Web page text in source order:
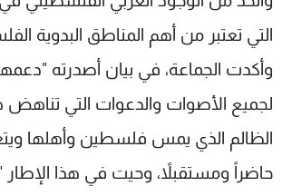
التي تعتبر من أهم المناطق البدوية
وأكدت الجماعة، في بيان أصدرته
لجميع الأصوات والدعوات التي تناهض
الظالم الذي يمس فلسطين وأهلها
حاضراً ومستقبلاً، وحيت في هذا الإطار